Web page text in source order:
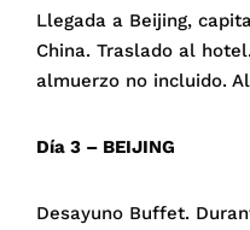
Llegada a Beijing,
China. Traslado al
almuerzo no incluido.
Día 3 – BEIJING
Desayuno Buffet.